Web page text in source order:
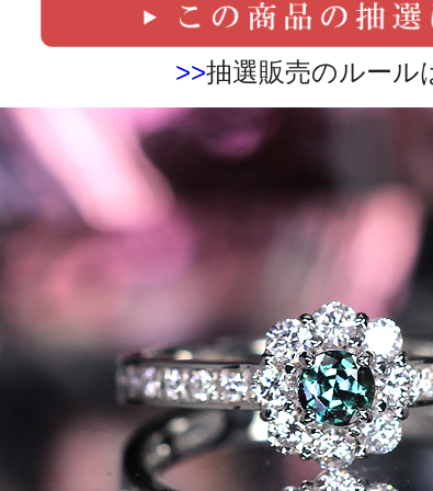
>>抽選販売のルール